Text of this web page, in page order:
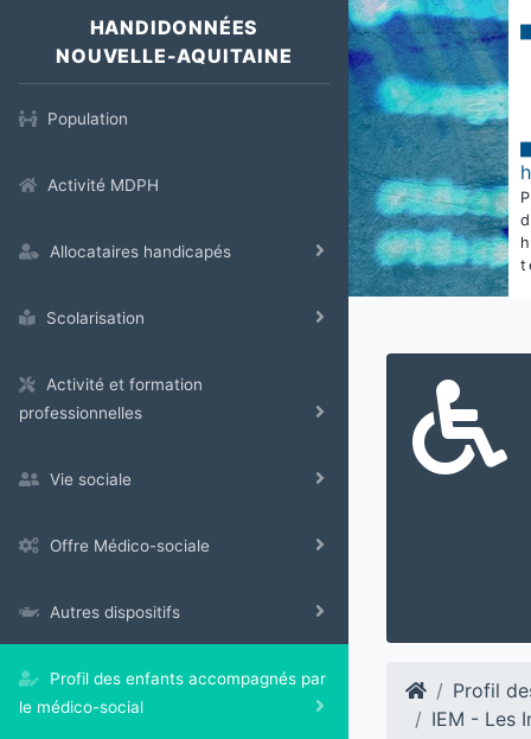
HANDIDONNÉES
NOUVELLE-AQUITAINE
Population
Activité MDPH
Allocataires handicapés
Scolarisation
Activité et formation
professionnelles
Vie sociale
Offre Médico-sociale
Autres dispositifs
Profil des enfants accompagnés par
le médico-social
Profil
IEM - Les